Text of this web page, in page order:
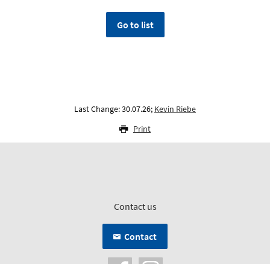
Go to list
Last Change: 30.07.26; Kevin Riebe
Print
Contact us
Contact